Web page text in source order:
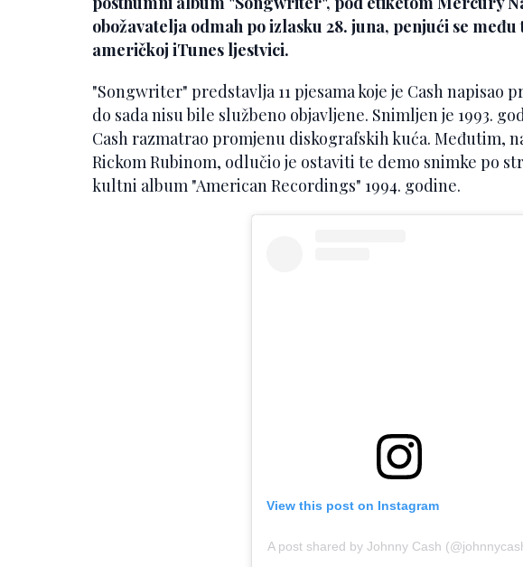
obožavatelja odmah po izlasku 28. juna, penjući se među
američkoj iTunes ljestvici.
"Songwriter" predstavlja 11 pjesama koje je Cash napisao
do sada nisu bile službeno objavljene. Snimljen je 1993.
Cash razmatrao promjenu diskografskih kuća. Međutim,
Rickom Rubinom, odlučio je ostaviti te demo snimke po
kultni album "American Recordings" 1994. godine.
View this post on Instagram
A post shared by Johnny Cash